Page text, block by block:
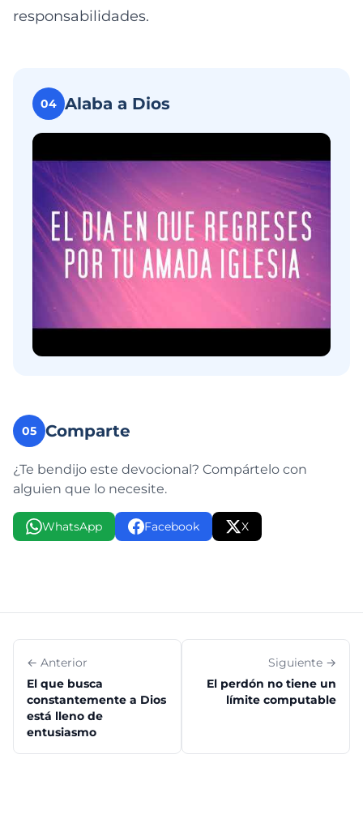
responsabilidades.
04 Alaba a Dios
05 Comparte
¿Te bendijo este devocional? Compártelo con
alguien que lo necesite.
WhatsApp Facebook X
← Anterior
El que busca
constantemente a Dios
está lleno de
entusiasmo
Siguiente →
El perdón no tiene un
límite computable